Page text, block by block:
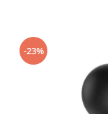
Tefal Rowenta X-
Xiaomi Roborock
-23%